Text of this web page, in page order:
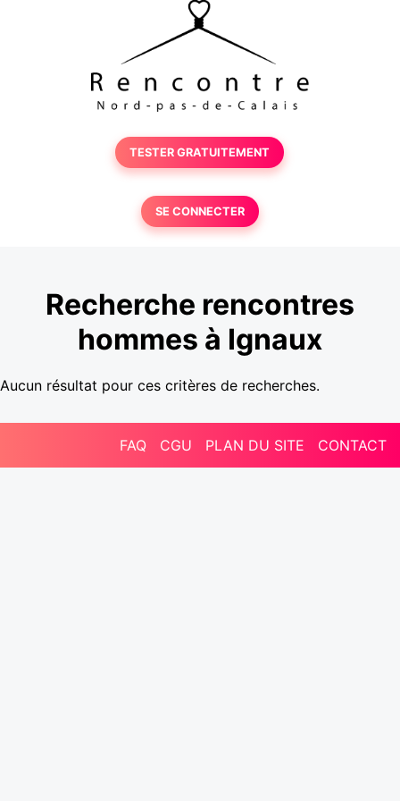
TESTER GRATUITEMENT
SE CONNECTER
Recherche rencontres
hommes à Ignaux
Aucun résultat pour ces critères de recherches.
FAQ CGU PLAN DU SITE CONTACT